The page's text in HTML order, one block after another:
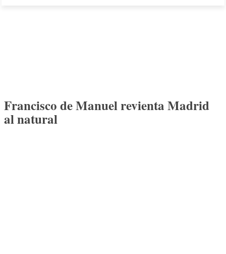
Francisco de Manuel revienta Madrid
al natural